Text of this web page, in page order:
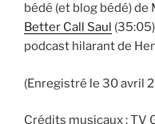
bédé (et blog bédé) de
Better Call Saul
podcast hilarant de
(Enregistré le 30 avril
Crédits musicaux :TV